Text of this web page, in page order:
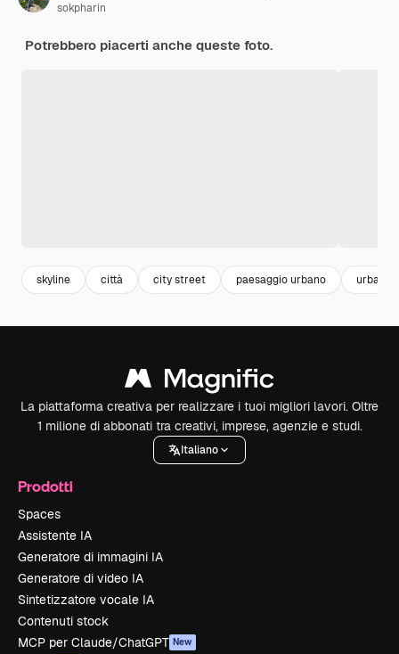
sokpharin
Potrebbero piacerti anche queste foto.
skyline città city street paesaggio urbano urban
La piattaforma creativa per realizzare i tuoi migliori lavori. Oltre
1 milione di abbonati tra creativi, imprese, agenzie e studi.
Italiano
Prodotti
Spaces
Assistente IA
Generatore di immagini IA
Generatore di video IA
Sintetizzatore vocale IA
Contenuti stock
MCP per Claude/ChatGPT New